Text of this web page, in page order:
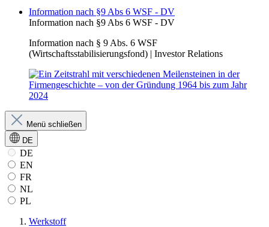
Information nach §9 Abs 6 WSF - DV
Information nach §9 Abs 6 WSF - DV
Information nach § 9 Abs. 6 WSF
(Wirtschaftsstabilisierungsfond) | Investor Relations
Menü schließen
DE
DE
EN
FR
NL
PL
Werkstoff